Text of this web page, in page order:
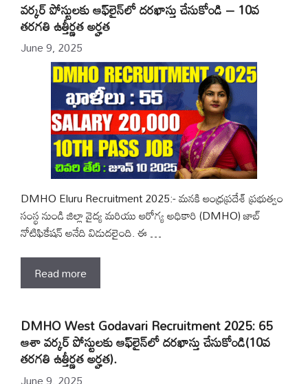
వర్కర్ పోస్టులకు ఆఫ్‌లైన్‌లో దరఖాస్తు చేసుకోండి – 10వ
తరగతి ఉత్తీర్ణత అర్హత
June 9, 2025
DMHO Eluru Recruitment 2025:- మనకి ఆంధ్రప్రదేశ్ ప్రభుత్వం
సంస్థ నుండి జిల్లా వైద్య మరియు ఆరోగ్య అధికారి (DMHO) జాబ్
నోటిఫికేషన్ అనేది విడుదలైంది. ఈ …
Read more
DMHO West Godavari Recruitment 2025: 65
ఆశా వర్కర్ పోస్టులకు ఆఫ్‌లైన్‌లో దరఖాస్తు చేసుకోండి(10వ
తరగతి ఉత్తీర్ణత అర్హత).